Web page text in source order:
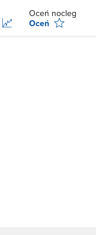
Oceń nocleg
Oceń